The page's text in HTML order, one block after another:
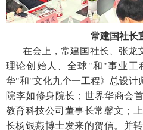
常建国社长
在会上，常建国社长、张龙
理论创始人、全球"和"事业工
华"和"文化九个一工程》总设计
院李如修身院长；世界华商会
教育科技公司董事长常馨文；
长杨银燕博士发来的贺信。并